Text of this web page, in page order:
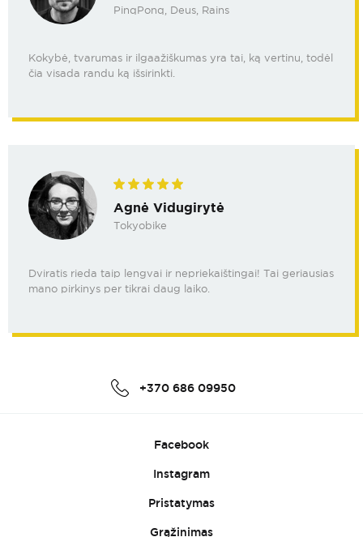
PinqPonq, Deus, Rains
Kokybė, tvarumas ir ilgaažiškumas yra tai, ką vertinu, todėl
čia visada randu ką išsirinkti.
Agnė Vidugirytė
Tokyobike
Dviratis rieda taip lengvai ir nepriekaištingai! Tai geriausias
mano pirkinys per tikrai daug laiko.
+370 686 09950
Facebook
Instagram
Pristatymas
Grąžinimas